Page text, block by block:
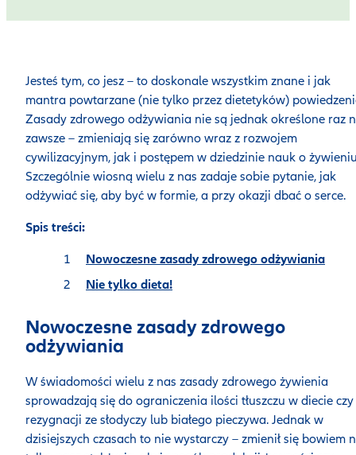
Jesteś tym, co jesz – to doskonale wszystkim znane i jak
mantra powtarzane (nie tylko przez dietetyków)
Zasady zdrowego odżywiania nie są jednak określone raz
zawsze – zmieniają się zarówno wraz z rozwojem
cywilizacyjnym, jak i postępem w dziedzinie nauk o
Szczególnie wiosną wielu z nas zadaje sobie pytanie, jak
odżywiać się, aby być w formie, a przy okazji dbać o serce.
Spis treści:
Nowoczesne zasady zdrowego odżywiania
Nie tylko dieta!
Nowoczesne zasady zdrowego
odżywiania
W świadomości wielu z nas zasady zdrowego żywienia
sprowadzają się do ograniczenia ilości tłuszczu w diecie czy
rezygnacji ze słodyczy lub białego pieczywa. Jednak w
dzisiejszych czasach to nie wystarczy – zmienił się bowiem